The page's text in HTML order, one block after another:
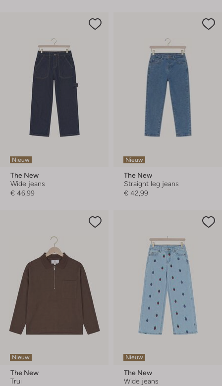
Nieuw
The New
Wide jeans
€ 46,99
Nieuw
The New
Straight leg jeans
€ 42,99
Nieuw
The New
Trui
Nieuw
The New
Wide jeans